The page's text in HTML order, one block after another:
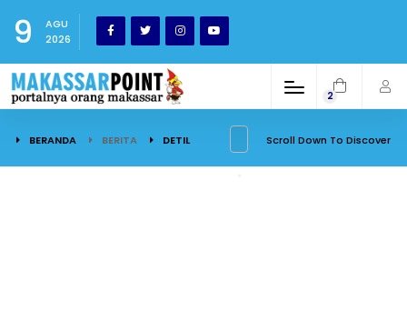
9
AGU
2026
2
BERANDA BERITA DETIL Scroll Down To Discover